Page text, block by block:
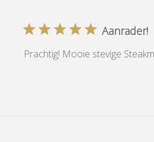
Aanrader!
Prachtig! Mooie stevige